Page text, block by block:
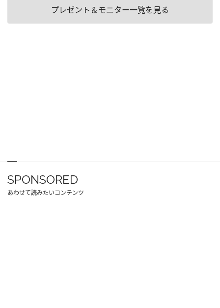
プレゼント＆モニター一覧を見る
SPONSORED
あわせて読みたいコンテンツ